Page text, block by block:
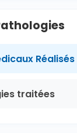
Réalisés
traitées